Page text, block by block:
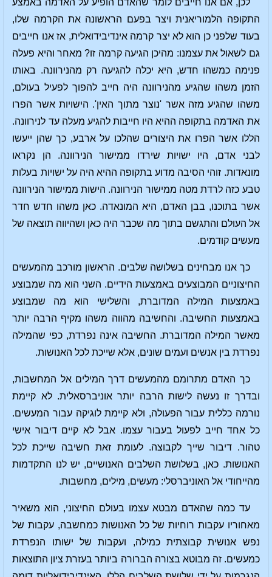
התקופה הלמוריאנית ויצר בפעם הראשונה את הקרמה שלו,
בעוד שלפני כן הוא לא יצר קרמה אינדיבידואלית, אז אנו חייבים
גם לשאול את עצמנו: מהיכן הגיעה קרמה זו? מאחר והיא פעלה
פנימה כמשהו חדש, היא יכלה להגיעה רק מהנירוונה. באותו
הזמן משהו שהגיע מהנירוונה היה חייב להפוך לפעיל בעולם,
משהו שהגיע מזה אשר 'נוצר מתוך האין'. הישויות אשר הפרו
את האדמה בתקופה ההיא היו חייבות להגיע מעלה עד לנירוונה.
הללו אשר הפרו את היצורים שהלכו על ארבע, כך שהן ייעשו
לבני אדם, היו ישויות שירדו ממישור הנירוונה. הן נקראו
מונאדות. זוהי הסיבה מדוע בתקופה ההיא היה על ישויות בעלות
טבע כזה לרדת מטה ממישור הנירוונה. הישות ממישור הנירוונה
אשר בתוכנו, בבן האדם, היא המונאדה. כאן משהו חדש חדר
אל העולם והתגשם בתוך מה שכבר היה כאן ושהיווה תוצאה של
מעשים קודמים.
כך אנו מבחינים בשלושה שלבים. הראשון מורכב מהמעשים
החיצוניים המבוצעים באמצעות הידיים. השני הוא מה שמבוצע
באמצעות המילה המדוברת, והשלישי הוא מה שמבוצע
באמצעות החשיבה. והחשיבה מהווה משהו מקיף הרבה יותר
מאשר המילה המדוברת. החשיבה אינה נפרדת, כפי שהמילה
נפרדת בין אנשים ועמים שונים, אלא שייכת לכל האנושות.
כך האדם מתרומם מהמעשים דרך המילים אל המחשבות,
ובדרך זו נעשה לישות הרבה יותר אוניברסאלית. לא קיימת
נורמה כללית עבור הפעולה, ולא קיימת לוגיקה עבור המעשים.
כל אחד חייב לפעול בעבור עצמו. אבל לא קיים דיבור אישי
טהור. דיבור שייך לקבוצה. לעומת זאת חשיבה שייכת לכל
האנושות. כאן, בשלושת השלבים האנושיים, יש לנו התקדמות
מהייחודי אל האוניברסלי: מעשים, מילים, מחשבות.
עד כמה שהאדם מבטא עצמו בעולם החיצוני, הוא משאיר
מאחוריו עקבות רוחיות של כל האנושות כמחשבה, עקבות של
נפש אנושית קבוצתית כמילה, ועקבות של ישותו הנפרדת
כמעשים. זה מבוטא בצורה הברורה ביותר בעזרת ציון התוצאות